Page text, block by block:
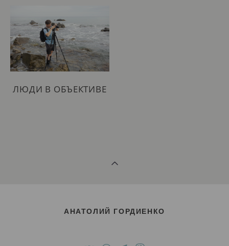
ЛЮДИ В ОБЪЕКТИВЕ
АНАТОЛИЙ ГОРДИЕНКО